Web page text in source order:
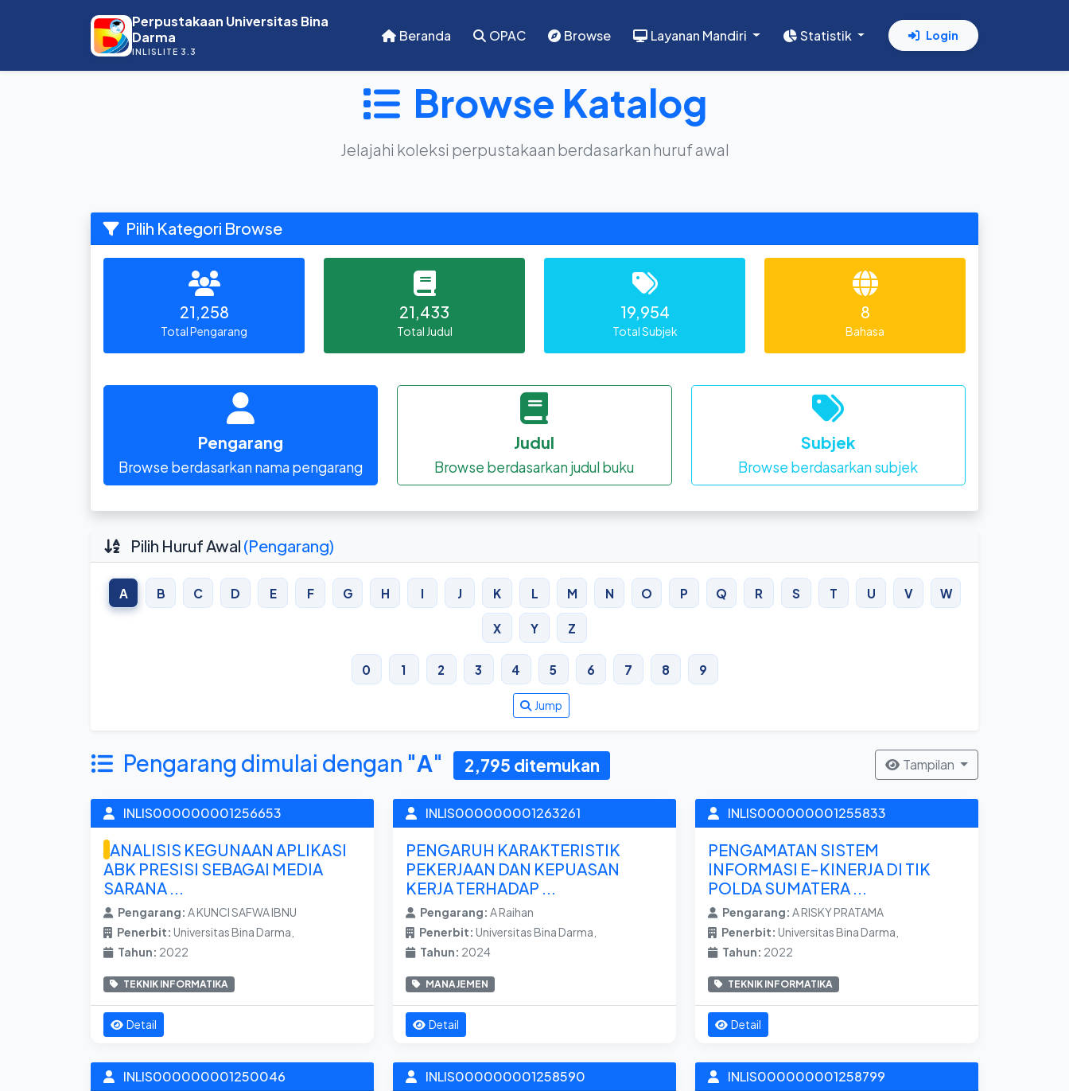
Perpustakaan Universitas Bina
Darma
INLISLITE 3.3
Beranda OPAC Browse Layanan Mandiri Statistik Login
Browse Katalog
Jelajahi koleksi perpustakaan berdasarkan huruf awal
Pilih Kategori Browse
21,258
Total Pengarang
21,433
Total Judul
19,954
Total Subjek
8
Bahasa
Pengarang
Browse berdasarkan nama pengarang
Judul
Browse berdasarkan judul buku
Subjek
Browse berdasarkan subjek
Pilih Huruf Awal (Pengarang)
A B C D E F G H I J K L M N O P Q R S T U V W
X Y Z
0 1 2 3 4 5 6 7 8 9
Jump
Pengarang dimulai dengan "A" 2,795 ditemukan Tampilan
INLIS000000001256653
ANALISIS KEGUNAAN APLIKASI
ABK PRESISI SEBAGAI MEDIA
SARANA ...
Pengarang: A KUNCI SAFWA IBNU
Penerbit: Universitas Bina Darma,
Tahun: 2022
TEKNIK INFORMATIKA
Detail
INLIS000000001263261
PENGARUH KARAKTERISTIK
PEKERJAAN DAN KEPUASAN
KERJA TERHADAP ...
Pengarang: A Raihan
Penerbit: Universitas Bina Darma,
Tahun: 2024
MANAJEMEN
Detail
INLIS000000001255833
PENGAMATAN SISTEM
INFORMASI E-KINERJA DI TIK
POLDA SUMATERA ...
Pengarang: A RISKY PRATAMA
Penerbit: Universitas Bina Darma,
Tahun: 2022
TEKNIK INFORMATIKA
Detail
INLIS000000001250046 INLIS000000001258590 INLIS000000001258799